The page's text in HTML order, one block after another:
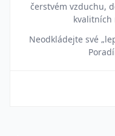
čerstvém vzduchu,
kvalitních
Neodkládejte své